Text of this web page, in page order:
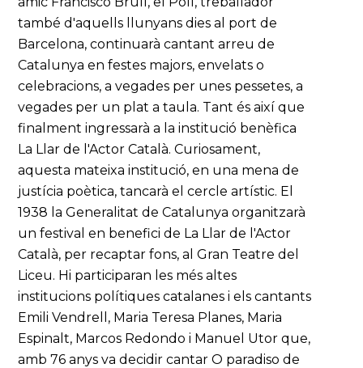
també d'aquells llunyans dies al port de
Barcelona, continuarà cantant arreu de
Catalunya en festes majors, envelats o
celebracions, a vegades per unes pessetes, a
vegades per un plat a taula. Tant és així que
finalment ingressarà a la institució benèfica
La Llar de l'Actor Català. Curiosament,
aquesta mateixa institució, en una mena de
justícia poètica, tancarà el cercle artístic. El
1938 la Generalitat de Catalunya organitzarà
un festival en benefici de La Llar de l'Actor
Català, per recaptar fons, al Gran Teatre del
Liceu. Hi participaran les més altes
institucions polítiques catalanes i els cantants
Emili Vendrell, Maria Teresa Planes, Maria
Espinalt, Marcos Redondo i Manuel Utor que,
amb 76 anys va decidir cantar O paradiso de